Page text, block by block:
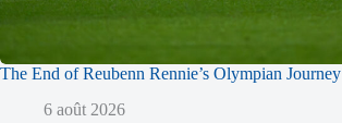
The End of Reubenn Rennie’s Olympian Journey
6 août 2026